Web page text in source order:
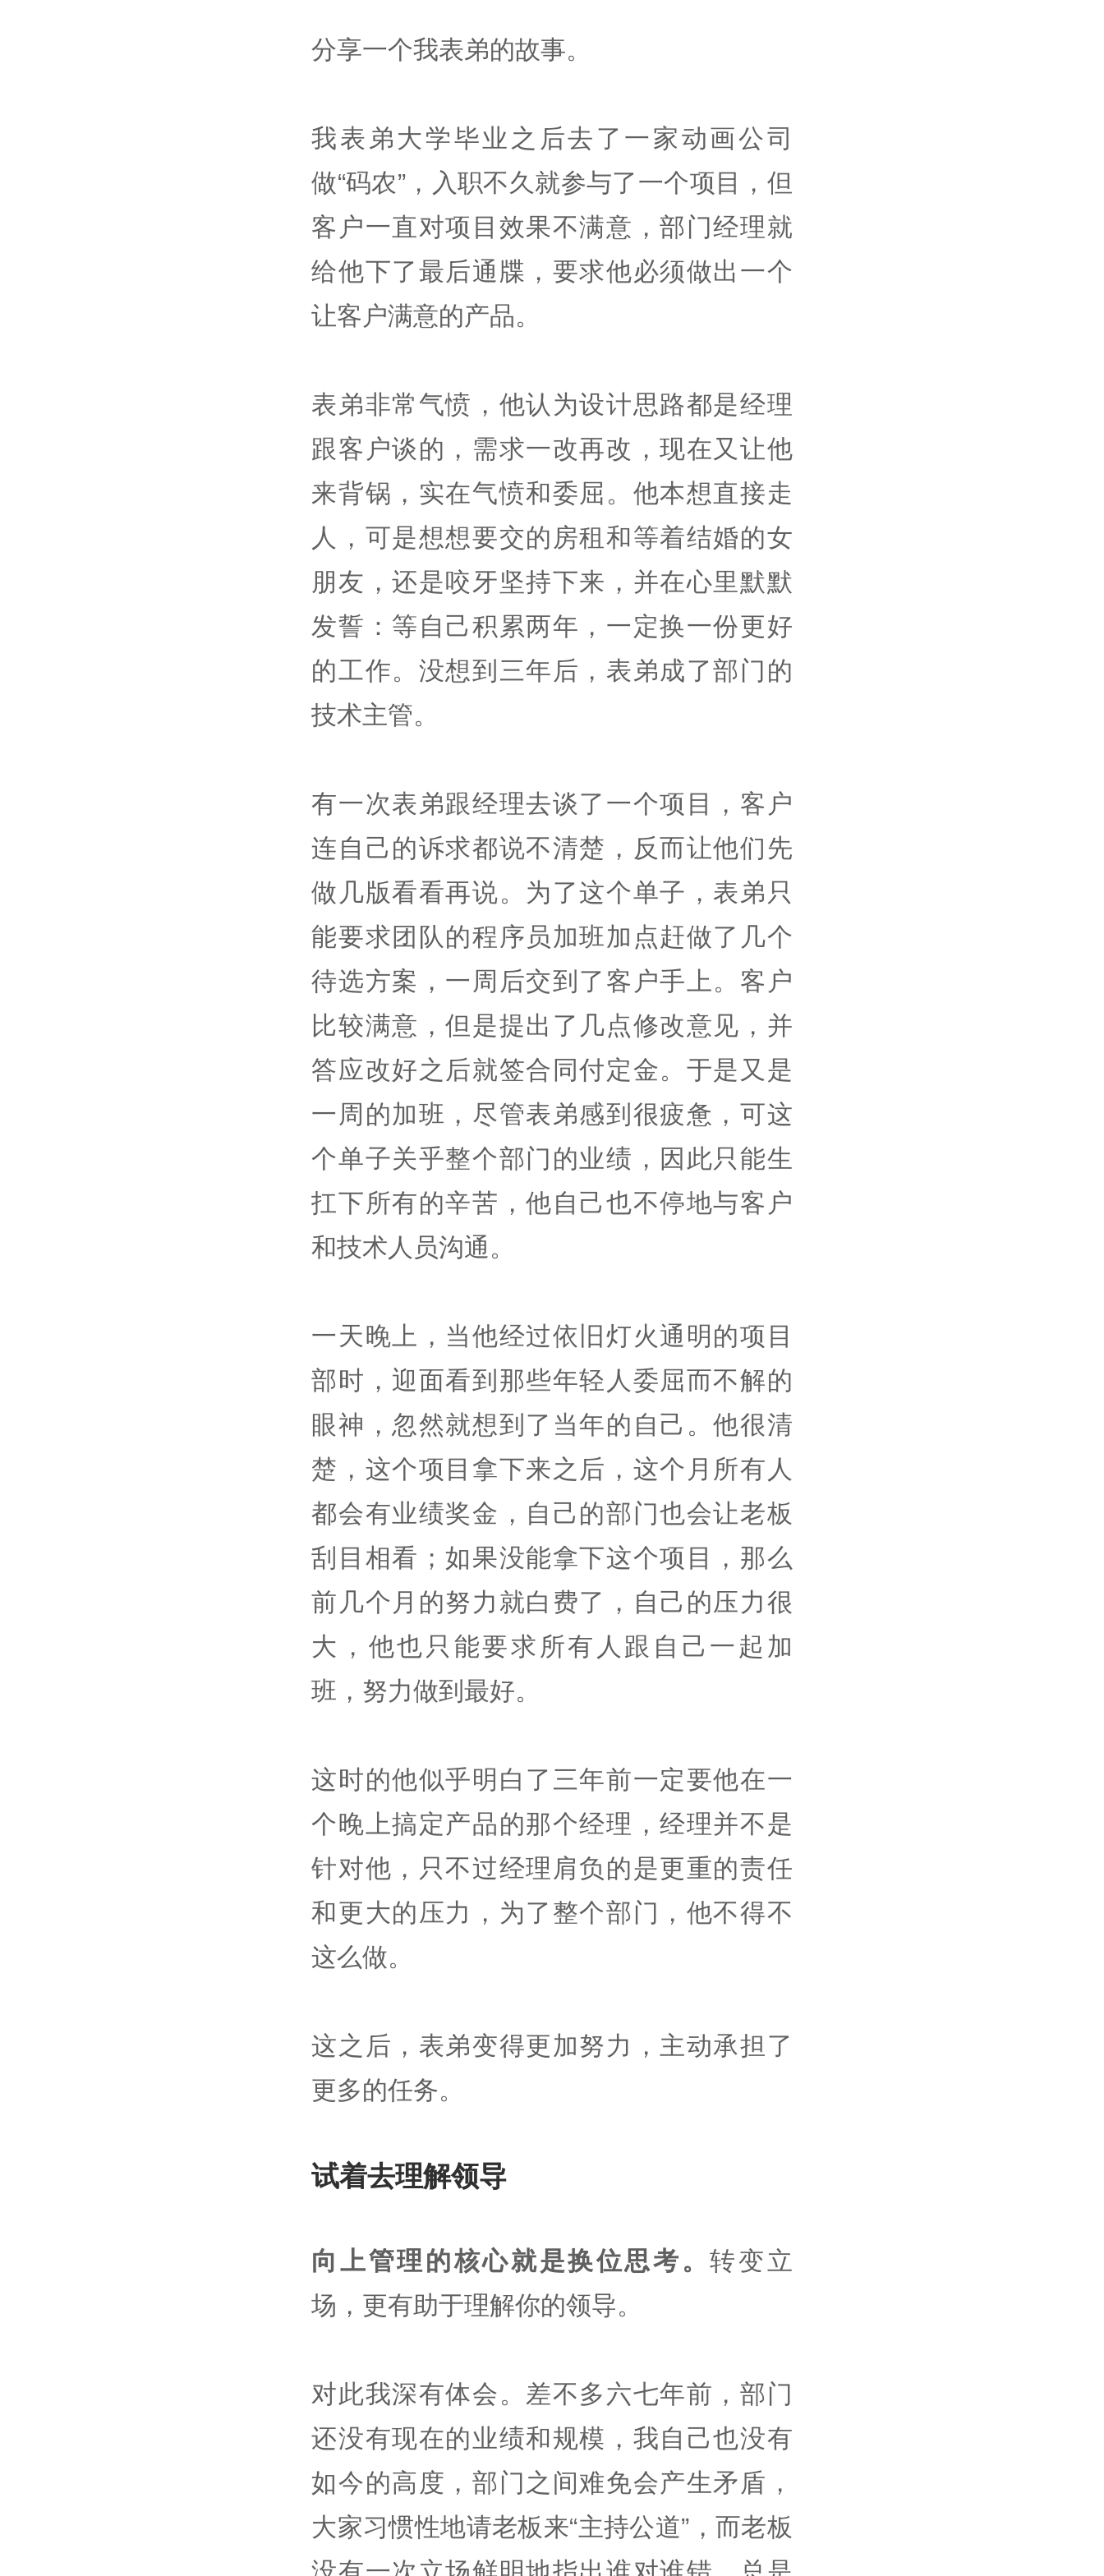
分享一个我表弟的故事。
我表弟大学毕业之后去了一家动画公司
做“码农”，入职不久就参与了一个项目，但
客户一直对项目效果不满意，部门经理就
给他下了最后通牒，要求他必须做出一个
让客户满意的产品。
表弟非常气愤，他认为设计思路都是经理
跟客户谈的，需求一改再改，现在又让他
来背锅，实在气愤和委屈。他本想直接走
人，可是想想要交的房租和等着结婚的女
朋友，还是咬牙坚持下来，并在心里默默
发誓：等自己积累两年，一定换一份更好
的工作。没想到三年后，表弟成了部门的
技术主管。
有一次表弟跟经理去谈了一个项目，客户
连自己的诉求都说不清楚，反而让他们先
做几版看看再说。为了这个单子，表弟只
能要求团队的程序员加班加点赶做了几个
待选方案，一周后交到了客户手上。客户
比较满意，但是提出了几点修改意见，并
答应改好之后就签合同付定金。于是又是
一周的加班，尽管表弟感到很疲惫，可这
个单子关乎整个部门的业绩，因此只能生
扛下所有的辛苦，他自己也不停地与客户
和技术人员沟通。
一天晚上，当他经过依旧灯火通明的项目
部时，迎面看到那些年轻人委屈而不解的
眼神，忽然就想到了当年的自己。他很清
楚，这个项目拿下来之后，这个月所有人
都会有业绩奖金，自己的部门也会让老板
刮目相看；如果没能拿下这个项目，那么
前几个月的努力就白费了，自己的压力很
大，他也只能要求所有人跟自己一起加
班，努力做到最好。
这时的他似乎明白了三年前一定要他在一
个晚上搞定产品的那个经理，经理并不是
针对他，只不过经理肩负的是更重的责任
和更大的压力，为了整个部门，他不得不
这么做。
这之后，表弟变得更加努力，主动承担了
更多的任务。
试着去理解领导
向上管理的核心就是换位思考。转变立
场，更有助于理解你的领导。
对此我深有体会。差不多六七年前，部门
还没有现在的业绩和规模，我自己也没有
如今的高度，部门之间难免会产生矛盾，
大家习惯性地请老板来“主持公道”，而老板